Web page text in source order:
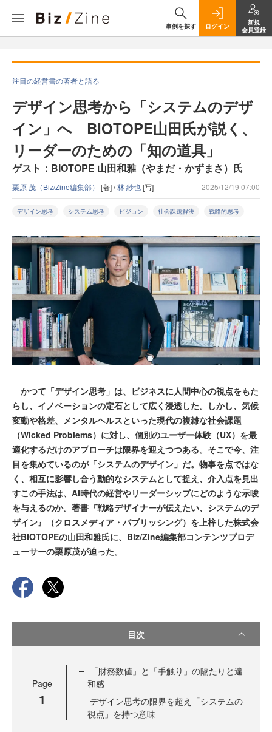
事例を探す ログイン
新規
会員登録
注目の経営書の著者と語る
デザイン思考から「システムのデザ
イン」へ BIOTOPE山田氏が説く、
リーダーのための「知の道具」
ゲスト：BIOTOPE 山田和雅（やまだ・かずまさ）氏
栗原 茂（Biz/Zine編集部） [著] /林 紗也[写] 2025/12/19 07:00
デザイン思考 システム思考 ビジョン 社会課題解決 戦略的思考
かつて「デザイン思考」は、ビジネスに人間中心の視点をもた
らし、イノベーションの定石として広く浸透した。しかし、気候
変動や格差、メンタルヘルスといった現代の複雑な社会課題
（Wicked Problems）に対し、個別のユーザー体験（UX）を最
適化するだけのアプローチは限界を迎えつつある。そこで今、注
目を集めているのが「システムのデザイン」だ。物事を点ではな
く、相互に影響し合う動的なシステムとして捉え、介入点を見出
すこの手法は、AI時代の経営やリーダーシップにどのような示唆
を与えるのか。著書『戦略デザイナーが伝えたい、システムのデ
ザイン』（クロスメディア・パブリッシング）を上梓した株式会
社BIOTOPEの山田和雅氏に、Biz/Zine編集部コンテンツプロデ
ューサーの栗原茂が迫った。
目次
Page
1
「財務数値」と「手触り」の隔たりと違
和感
デザイン思考の限界を超え「システムの
視点」を持つ意味